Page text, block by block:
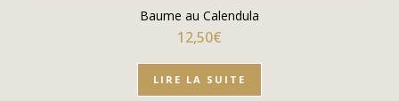
Baume au Calendula
12,50€
LIRE LA SUITE